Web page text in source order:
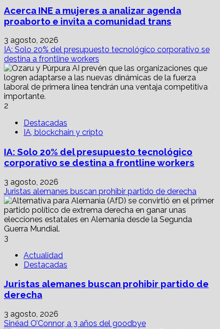
Acerca INE a mujeres a analizar agenda
proaborto e invita a comunidad trans
3 agosto, 2026
IA: Solo 20% del presupuesto tecnológico corporativo se
destina a frontline workers
2
Destacadas
IA, blockchain y cripto
IA: Solo 20% del presupuesto tecnológico
corporativo se destina a frontline workers
3 agosto, 2026
Juristas alemanes buscan prohibir partido de derecha
3
Actualidad
Destacadas
Juristas alemanes buscan prohibir partido de
derecha
3 agosto, 2026
Sinéad O’Connor, a 3 años del goodbye